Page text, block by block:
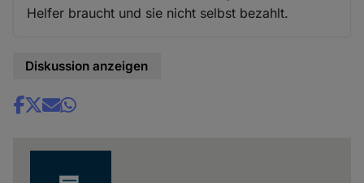
Helfer braucht und sie nicht selbst bezahlt.
Diskussion anzeigen
Share